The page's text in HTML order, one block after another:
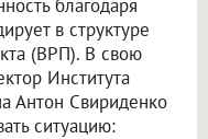
благодаря
в структуре
(ВРП). В свою
Института
Антон Свириденко
ситуацию: